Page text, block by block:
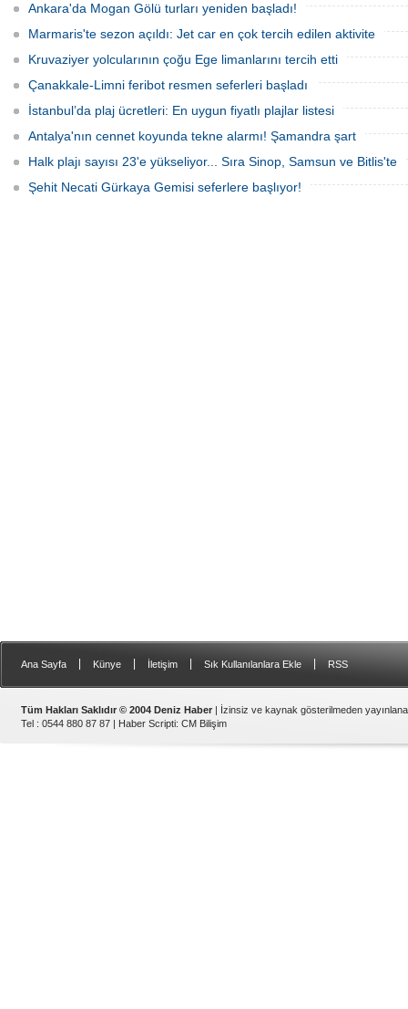
Ankara'da Mogan Gölü turları yeniden başladı!
Marmaris'te sezon açıldı: Jet car en çok tercih edilen aktivite
Kruvaziyer yolcularının çoğu Ege limanlarını tercih etti
Çanakkale-Limni feribot resmen seferleri başladı
İstanbul’da plaj ücretleri: En uygun fiyatlı plajlar listesi
Antalya'nın cennet koyunda tekne alarmı! Şamandra şart
Halk plajı sayısı 23'e yükseliyor... Sıra Sinop, Samsun ve Bitlis'te
Şehit Necati Gürkaya Gemisi seferlere başlıyor!
Ana Sayfa Künye İletişim Sık Kullanılanlara Ekle RSS
Tüm Hakları Saklıdır © 2004 Deniz Haber | İzinsiz ve kaynak gösterilmeden
Tel : 0544 880 87 87 | Haber Scripti: CM Bilişim